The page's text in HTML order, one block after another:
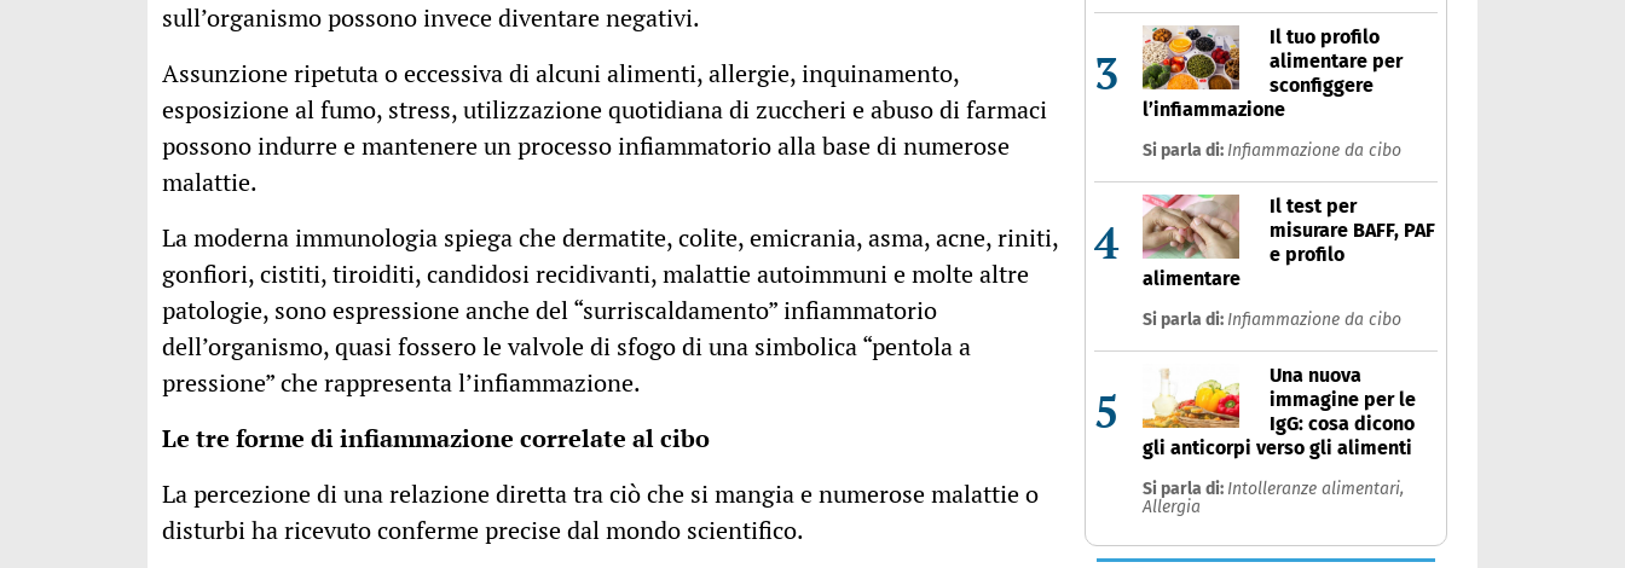
sull’organismo possono invece diventare negativi.
Assunzione ripetuta o eccessiva di alcuni alimenti, allergie, inquinamento,
esposizione al fumo, stress, utilizzazione quotidiana di zuccheri e abuso di farmaci
possono indurre e mantenere un processo infiammatorio alla base di numerose
malattie.
La moderna immunologia spiega che dermatite, colite, emicrania, asma, acne, riniti,
gonfiori, cistiti, tiroiditi, candidosi recidivanti, malattie autoimmuni e molte altre
patologie, sono espressione anche del “surriscaldamento” infiammatorio
dell’organismo, quasi fossero le valvole di sfogo di una simbolica “pentola a
pressione” che rappresenta l’infiammazione.
Le tre forme di infiammazione correlate al cibo
La percezione di una relazione diretta tra ciò che si mangia e numerose malattie o
disturbi ha ricevuto conferme precise dal mondo scientifico.
3
Il tuo profilo
alimentare per
sconfiggere
l’infiammazione
Si parla di: Infiammazione da cibo
4
Il test per
misurare BAFF, PAF
e profilo
alimentare
Si parla di: Infiammazione da cibo
5
Una nuova
immagine per le
IgG: cosa dicono
gli anticorpi verso gli alimenti
Si parla di: Intolleranze alimentari,
Allergia